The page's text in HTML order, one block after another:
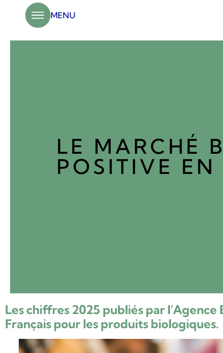
MENU
LE MARCHÉ
POSITIVE EN
Les chiffres 2025 publiés par
Français pour les produits biologiques.
Panneau de gestion des cookies